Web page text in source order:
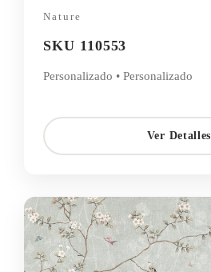
Nature
SKU 110553
Personalizado • Personalizado
Ver Detalles